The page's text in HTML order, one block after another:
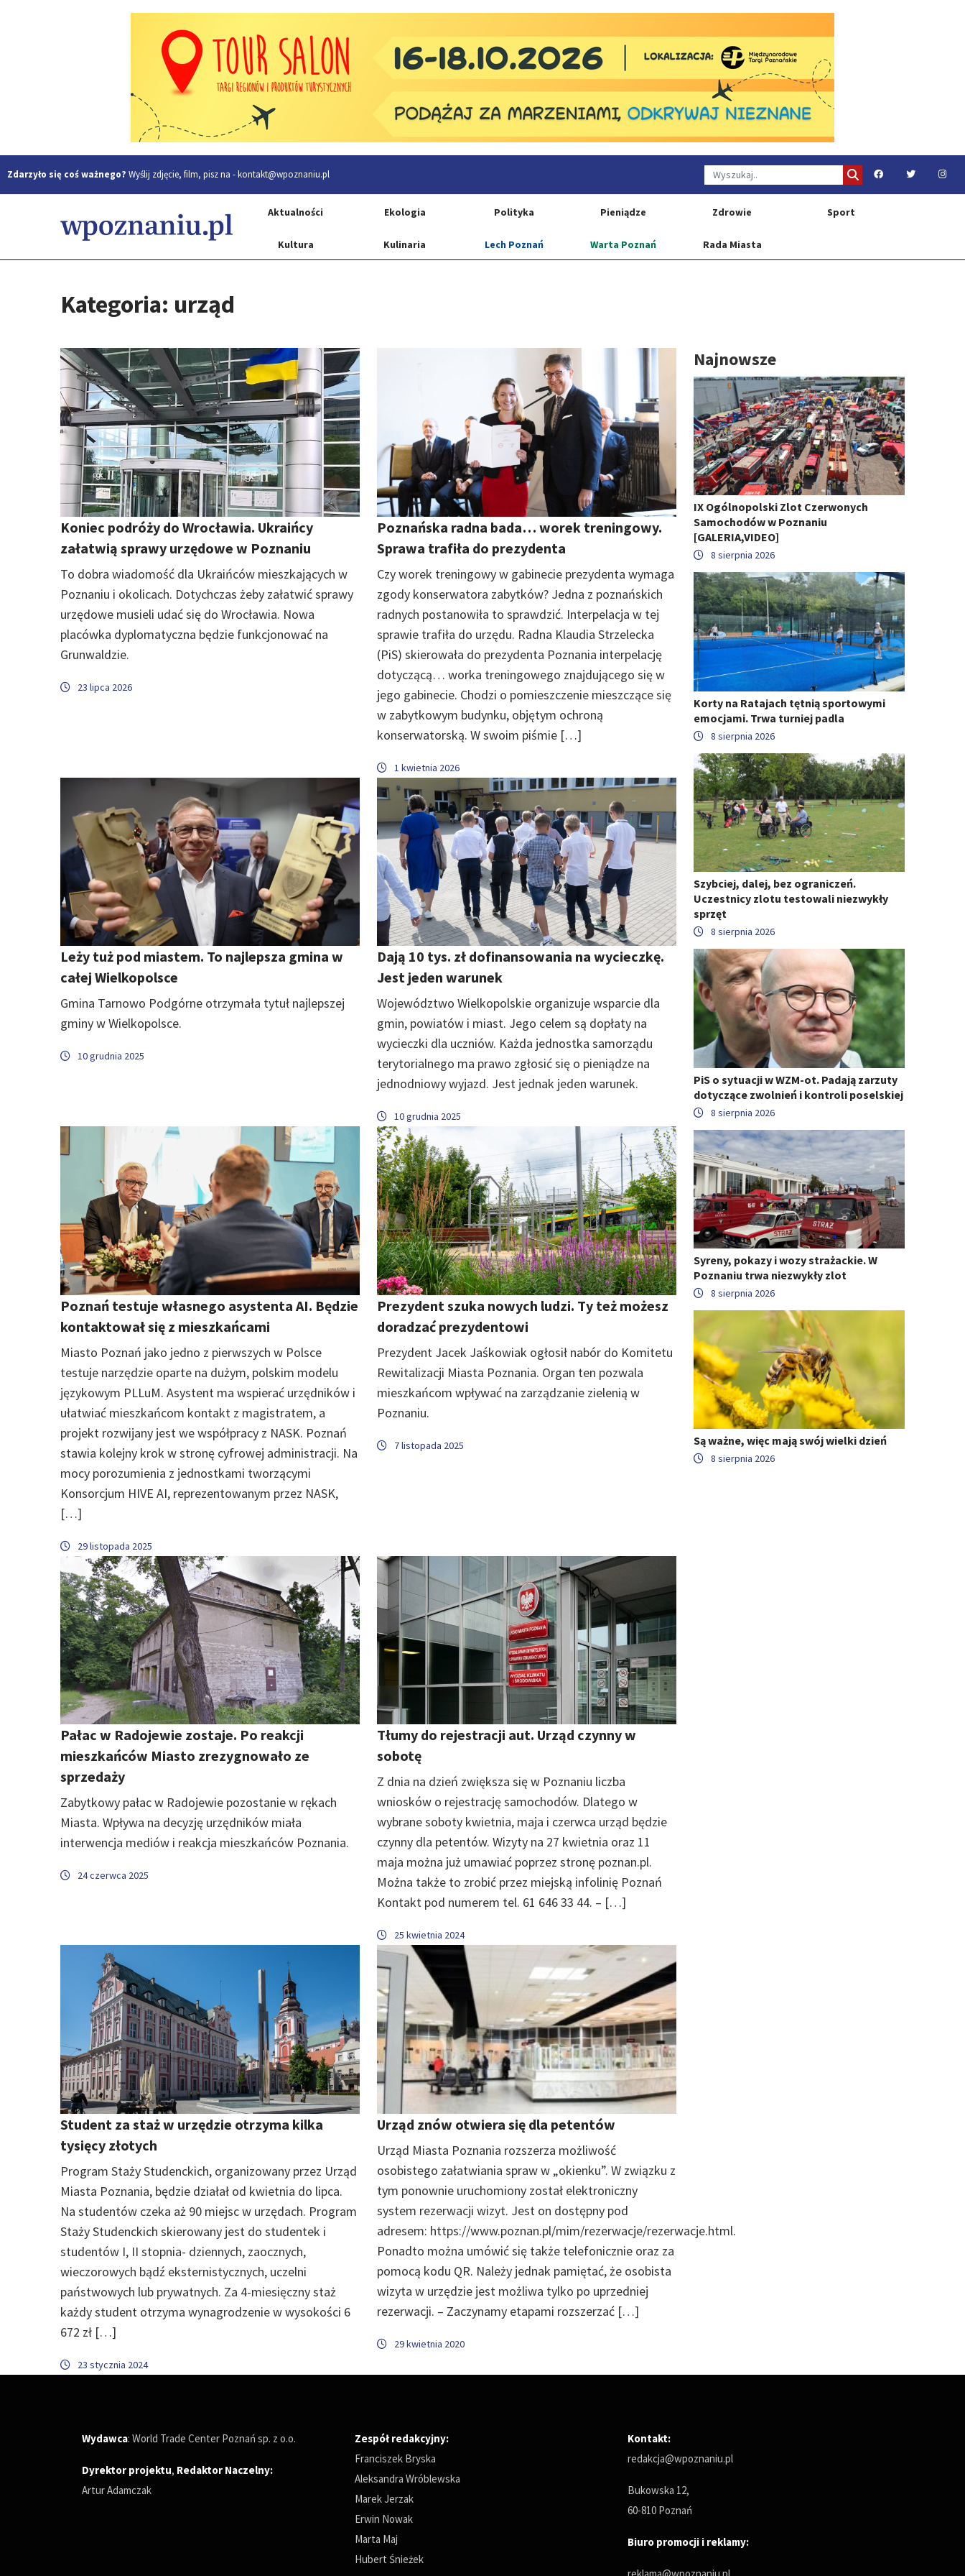
Zdarzyło się coś ważnego? Wyślij zdjęcie, film, pisz na -kontakt@wpoznaniu.pl
Aktualności Ekologia Polityka Pieniądze Zdrowie Sport
Kultura Kulinaria Lech Poznań Warta Poznań Rada Miasta
Kategoria: urząd
Koniec podróży do Wrocławia. Ukraińcy
załatwią sprawy urzędowe w Poznaniu
To dobra wiadomość dla Ukraińców mieszkających w
Poznaniu i okolicach. Dotychczas żeby załatwić sprawy
urzędowe musieli udać się do Wrocławia. Nowa
placówka dyplomatyczna będzie funkcjonować na
Grunwaldzie.
23 lipca 2026
Poznańska radna bada… worek treningowy.
Sprawa trafiła do prezydenta
Czy worek treningowy w gabinecie prezydenta wymaga
zgody konserwatora zabytków? Jedna z poznańskich
radnych postanowiła to sprawdzić. Interpelacja w tej
sprawie trafiła do urzędu. Radna Klaudia Strzelecka
(PiS) skierowała do prezydenta Poznania interpelację
dotyczącą… worka treningowego znajdującego się w
jego gabinecie. Chodzi o pomieszczenie mieszczące się
w zabytkowym budynku, objętym ochroną
konserwatorską. W swoim piśmie […]
1 kwietnia 2026
Leży tuż pod miastem. To najlepsza gmina w
całej Wielkopolsce
Gmina Tarnowo Podgórne otrzymała tytuł najlepszej
gminy w Wielkopolsce.
10 grudnia 2025
Dają 10 tys. zł dofinansowania na wycieczkę.
Jest jeden warunek
Województwo Wielkopolskie organizuje wsparcie dla
gmin, powiatów i miast. Jego celem są dopłaty na
wycieczki dla uczniów. Każda jednostka samorządu
terytorialnego ma prawo zgłosić się o pieniądze na
jednodniowy wyjazd. Jest jednak jeden warunek.
10 grudnia 2025
Poznań testuje własnego asystenta AI. Będzie
kontaktował się z mieszkańcami
Miasto Poznań jako jedno z pierwszych w Polsce
testuje narzędzie oparte na dużym, polskim modelu
językowym PLLuM. Asystent ma wspierać urzędników i
ułatwiać mieszkańcom kontakt z magistratem, a
projekt rozwijany jest we współpracy z NASK. Poznań
stawia kolejny krok w stronę cyfrowej administracji. Na
mocy porozumienia z jednostkami tworzącymi
Konsorcjum HIVE AI, reprezentowanym przez NASK,
[…]
29 listopada 2025
Prezydent szuka nowych ludzi. Ty też możesz
doradzać prezydentowi
Prezydent Jacek Jaśkowiak ogłosił nabór do Komitetu
Rewitalizacji Miasta Poznania. Organ ten pozwala
mieszkańcom wpływać na zarządzanie zielenią w
Poznaniu.
7 listopada 2025
Pałac w Radojewie zostaje. Po reakcji
mieszkańców Miasto zrezygnowało ze
sprzedaży
Zabytkowy pałac w Radojewie pozostanie w rękach
Miasta. Wpływa na decyzję urzędników miała
interwencja mediów i reakcja mieszkańców Poznania.
24 czerwca 2025
Tłumy do rejestracji aut. Urząd czynny w
sobotę
Z dnia na dzień zwiększa się w Poznaniu liczba
wniosków o rejestrację samochodów. Dlatego w
wybrane soboty kwietnia, maja i czerwca urząd będzie
czynny dla petentów. Wizyty na 27 kwietnia oraz 11
maja można już umawiać poprzez stronę poznan.pl.
Można także to zrobić przez miejską infolinię Poznań
Kontakt pod numerem tel. 61 646 33 44. – […]
25 kwietnia 2024
Student za staż w urzędzie otrzyma kilka
tysięcy złotych
Program Staży Studenckich, organizowany przez Urząd
Miasta Poznania, będzie działał od kwietnia do lipca.
Na studentów czeka aż 90 miejsc w urzędach. Program
Staży Studenckich skierowany jest do studentek i
studentów I, II stopnia- dziennych, zaocznych,
wieczorowych bądź eksternistycznych, uczelni
państwowych lub prywatnych. Za 4-miesięczny staż
każdy student otrzyma wynagrodzenie w wysokości 6
672 zł […]
23 stycznia 2024
Urząd znów otwiera się dla petentów
Urząd Miasta Poznania rozszerza możliwość
osobistego załatwiania spraw w „okienku”. W związku z
tym ponownie uruchomiony został elektroniczny
system rezerwacji wizyt. Jest on dostępny pod
adresem: https://www.poznan.pl/mim/rezerwacje/rezerwacje.html.
Ponadto można umówić się także telefonicznie oraz za
pomocą kodu QR. Należy jednak pamiętać, że osobista
wizyta w urzędzie jest możliwa tylko po uprzedniej
rezerwacji. – Zaczynamy etapami rozszerzać […]
29 kwietnia 2020
Najnowsze
IX Ogólnopolski Zlot Czerwonych
Samochodów w Poznaniu
[GALERIA,VIDEO]
8 sierpnia 2026
Korty na Ratajach tętnią sportowymi
emocjami. Trwa turniej padla
8 sierpnia 2026
Szybciej, dalej, bez ograniczeń.
Uczestnicy zlotu testowali niezwykły
sprzęt
8 sierpnia 2026
PiS o sytuacji w WZM-ot. Padają zarzuty
dotyczące zwolnień i kontroli poselskiej
8 sierpnia 2026
Syreny, pokazy i wozy strażackie. W
Poznaniu trwa niezwykły zlot
8 sierpnia 2026
Są ważne, więc mają swój wielki dzień
8 sierpnia 2026
Wydawca: World Trade Center Poznań sp. z o.o.
Dyrektor projektu, Redaktor Naczelny:
Artur Adamczak
Zespół redakcyjny:
Franciszek Bryska
Aleksandra Wróblewska
Marek Jerzak
Erwin Nowak
Marta Maj
Hubert Śnieżek
Kontakt:
redakcja@wpoznaniu.pl
Bukowska 12,
60-810 Poznań
Biuro promocji i reklamy: